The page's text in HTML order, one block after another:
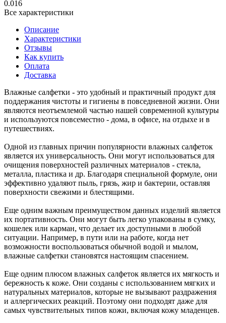
0.016
Все характеристики
Описание
Характеристики
Отзывы
Как купить
Оплата
Доставка
Влажные салфетки - это удобный и практичный продукт для
поддержания чистоты и гигиены в повседневной жизни. Они
являются неотъемлемой частью нашей современной культуры
и используются повсеместно - дома, в офисе, на отдыхе и в
путешествиях.
Одной из главных причин популярности влажных салфеток
является их универсальность. Они могут использоваться для
очищения поверхностей различных материалов - стекла,
металла, пластика и др. Благодаря специальной формуле, они
эффективно удаляют пыль, грязь, жир и бактерии, оставляя
поверхности свежими и блестящими.
Еще одним важным преимуществом данных изделий является
их портативность. Они могут быть легко упакованы в сумку,
кошелек или карман, что делает их доступными в любой
ситуации. Например, в пути или на работе, когда нет
возможности воспользоваться обычной водой и мылом,
влажные салфетки становятся настоящим спасением.
Еще одним плюсом влажных салфеток является их мягкость и
бережность к коже. Они созданы с использованием мягких и
натуральных материалов, которые не вызывают раздражения
и аллергических реакций. Поэтому они подходят даже для
самых чувствительных типов кожи, включая кожу младенцев.